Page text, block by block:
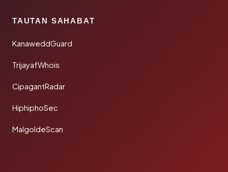
TAUTAN SAHABAT
KanaweddGuard
TrijayafWhois
CipagantRadar
HiphiphoSec
MalgoldeScan